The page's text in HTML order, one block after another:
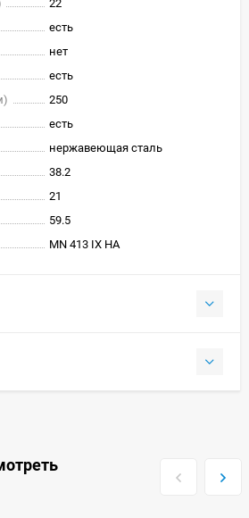
22
есть
нет
есть
250
есть
нержавеющая сталь
38.2
21
59.5
MN 413 IX HA